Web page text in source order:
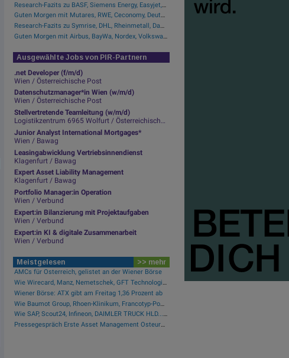
Research-Fazits zu BASF, Siemens Energy, Easyjet, Nokia ...
Guten Morgen mit Mutares, RWE, Ceconomy, Deutsche Telekom ...
Research-Fazits zu Symrise, DHL, Rheinmetall, Danone, Leonardo ...
Guten Morgen mit Airbus, BayWa, Nordex, Volkswagen ...
Ausgewählte Jobs von PIR-Partnern
.net Developer (f/m/d)
Wien / Österreichische Post
Datenschutzmanager*in Wien (w/m/d)
Wien / Österreichische Post
Stellvertretende Teamleitung (w/m/d)
Logistikzentrum 6965 Wolfurt / Österreichische Post
Junior Analyst International Mortgages*
Wien / Bawag
Leasingabwicklung Vertriebsinnendienst
Klagenfurt / Bawag
Expert Asset Liability Management
Klagenfurt / Bawag
Portfolio Manager:in Operation
Wien / Verbund
Expert:in Bilanzierung mit Projektaufgaben
Wien / Verbund
Expert:in KI & digitale Zusammenarbeit
Wien / Verbund
Meistgelesen >> mehr
AMCs für Österreich, gelistet an der Wiener Börse
Wie Wirecard, Manz, Nemetschek, GFT Technologies, SAP und Rocket Internet für Gesprächsstoff sorgten
Wiener Börse: ATX gibt am Freitag 1,36 Prozent ab
Wie Baumot Group, Rhoen-Klinikum, Francotyp-Postalia, Tele Columbus, European Lithium und Lanxess für Gesprächsstoff sorgten
Wie SAP, Scout24, Infineon, DAIMLER TRUCK HLD..., Zalando und Allianz für Gesprächsstoff im DAX sorgten
Pressegespräch Erste Asset Management Osteuropa Aktien